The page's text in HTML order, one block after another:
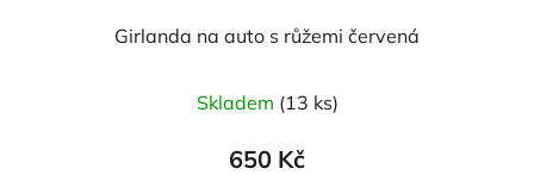
Girlanda na auto s růžemi červená
Skladem (13 ks)
650 Kč